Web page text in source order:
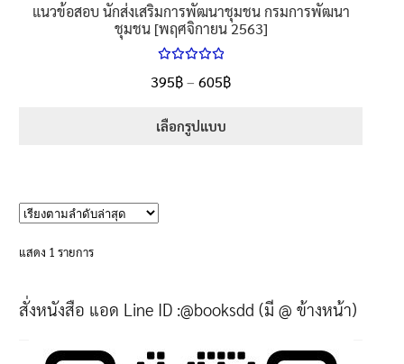
แนวข้อสอบ นักส่งเสริมการพัฒนาชุมชน กรมการพัฒนา
ชุมชน [พฤศจิกายน 2563]
5.00
ตั้งแต่
395฿– 605฿Price
เลือกรูปแบบ
may
chosen
แสดง 1 รายการ
สั่งหนังสือ แอด Line ID :@booksdd (มี @ ข้างหน้า)